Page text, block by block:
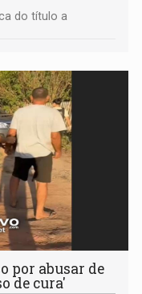
do título a
por abusar de
de cura'